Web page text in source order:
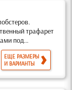
трафарет
под...
ЕЩЕ РАЗМЕРЫ
И ВАРИАНТЫ